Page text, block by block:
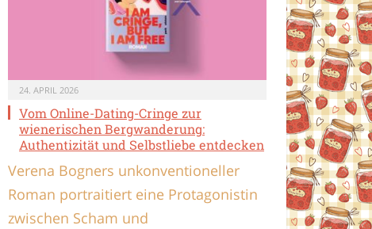
24. APRIL 2026
Vom Online-Dating-Cringe zur
wienerischen Bergwanderung:
Authentizität und Selbstliebe entdecken
Verena Bogners unkonventioneller
Roman portraitiert eine Protagonistin
zwischen Scham und